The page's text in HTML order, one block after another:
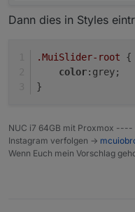
Dann dies in Styles
.MuiSlider-root {
color:grey;
}
NUC i7 64GB mit Proxmox ----
Instagram verfolgen ->
Wenn Euch mein Vorschlag